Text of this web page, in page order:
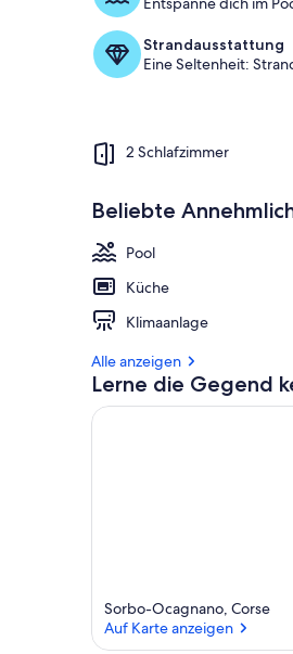
Strandausstattung
Eine Seltenheit:
2 Schlafzimmer
Beliebte
Pool
Küche
Klimaanlage
Alle anzeigen
Lerne die Gegend
Sorbo-Ocagnano, Corse
Auf Karte anzeigen